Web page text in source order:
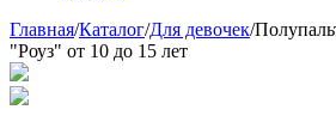
Главная/Каталог/Для девочек/
"Роуз" от 10 до 15 лет